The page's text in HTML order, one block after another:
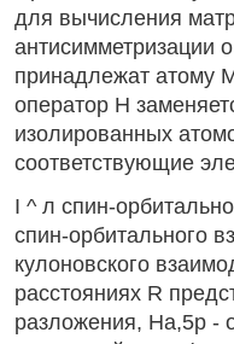
для вычисления
антисимметризации
принадлежат атому
оператор Н
изолированных
соответствующие
I ^ л спин-
спин-орбитального
кулоновского
расстояниях R
разложения, На,5р -